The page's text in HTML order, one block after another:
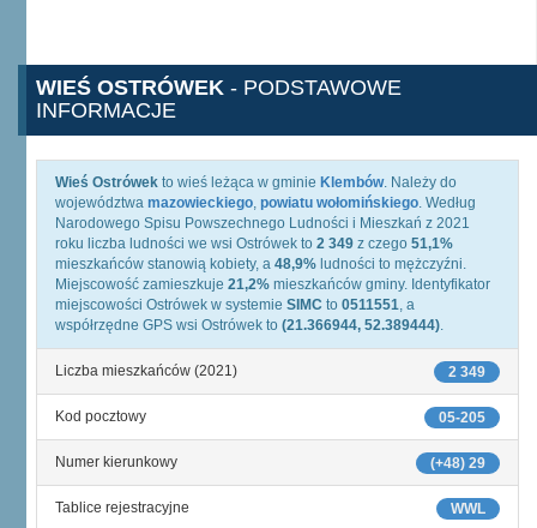
WIEŚ OSTRÓWEK - PODSTAWOWE
INFORMACJE
Wieś Ostrówek to wieś leżąca w gminie Klembów. Należy do
województwa mazowieckiego, powiatu wołomińskiego. Według
Narodowego Spisu Powszechnego Ludności i Mieszkań z 2021
roku liczba ludności we wsi Ostrówek to 2 349 z czego 51,1%
mieszkańców stanowią kobiety, a 48,9% ludności to mężczyźni.
Miejscowość zamieszkuje 21,2% mieszkańców gminy. Identyfikator
miejscowości Ostrówek w systemie SIMC to 0511551, a
współrzędne GPS wsi Ostrówek to (21.366944, 52.389444).
2 349
Liczba mieszkańców (2021)
05-205
Kod pocztowy
(+48) 29
Numer kierunkowy
WWL
Tablice rejestracyjne